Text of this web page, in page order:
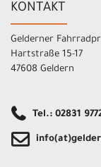
KONTAKT
Gelderner
Hartstraße 15-17
47608 Geldern
Tel.: 02831